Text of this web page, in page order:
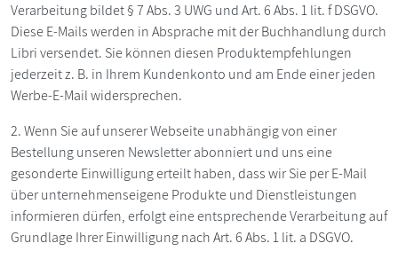
Verarbeitung bildet § 7 Abs. 3 UWG und Art. 6 Abs. 1 lit. f DSGVO.
Diese E-Mails werden in Absprache mit der Buchhandlung durch
Libri versendet. Sie können diesen Produktempfehlungen
jederzeit z. B. in Ihrem Kundenkonto und am Ende einer jeden
Werbe-E-Mail widersprechen.
2. Wenn Sie auf unserer Webseite unabhängig von einer
Bestellung unseren Newsletter abonniert und uns eine
gesonderte Einwilligung erteilt haben, dass wir Sie per E-Mail
über unternehmenseigene Produkte und Dienstleistungen
informieren dürfen, erfolgt eine entsprechende Verarbeitung auf
Grundlage Ihrer Einwilligung nach Art. 6 Abs. 1 lit. a DSGVO.